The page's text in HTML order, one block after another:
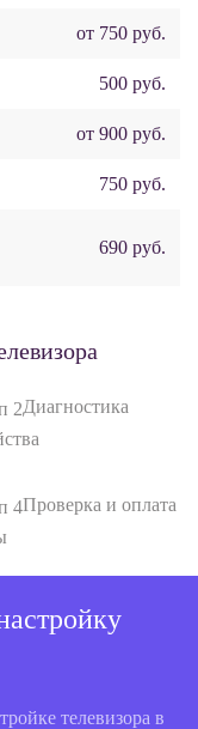
от 750 руб.
500 руб.
от 900 руб.
750 руб.
690 руб.
Диагностика
Проверка и оплата
телевизора в